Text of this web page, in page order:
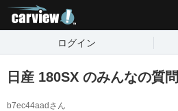
ログイン
日産 180SX のみんなの質問
b7ec44aadさん